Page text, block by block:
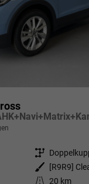
Getriebe
Außenfarbe
[R9R9]
Kilometerstand 20 km